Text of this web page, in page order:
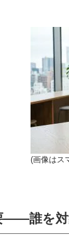
(画像はス
——誰を対